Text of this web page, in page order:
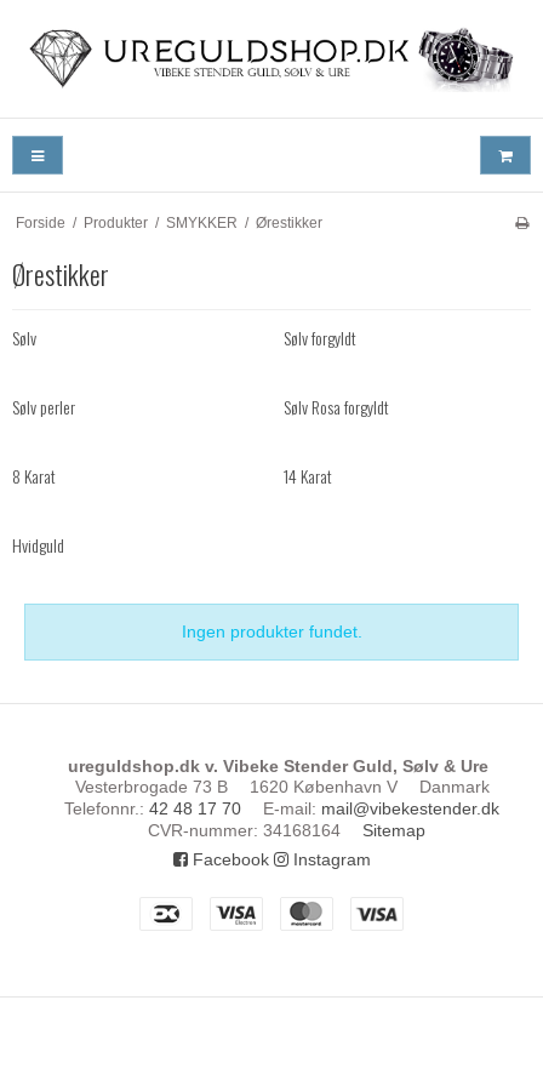
Forside / Produkter / SMYKKER / Ørestikker
Ørestikker
Sølv Sølv forgyldt
Sølv perler Sølv Rosa forgyldt
8 Karat 14 Karat
Hvidguld
Ingen produkter fundet.
ureguldshop.dk v. Vibeke Stender Guld, Sølv & Ure
Vesterbrogade 73 B
1620 København V
Danmark
Telefonnr. : 42 48 17 70 E-mail: mail@vibekestender.dk
CVR-nummer: 34168164
Sitemap
Facebook
Instagram